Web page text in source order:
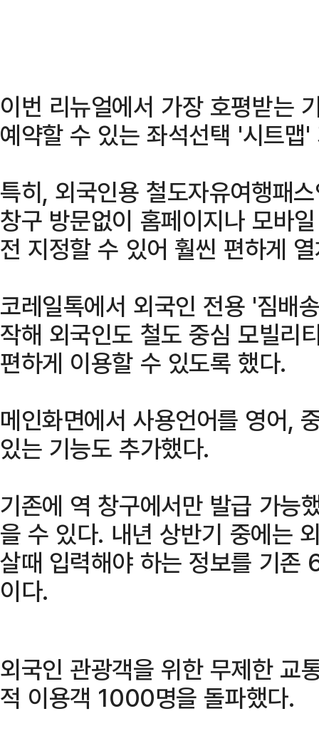
이번 리뉴얼에서 가장 호평받는
예약할 수 있는 좌석선택 '시트맵'
특히, 외국인용 철도자유여행패
창구 방문없이 홈페이지나 모바
전 지정할 수 있어 훨씬 편하게
코레일톡에서 외국인 전용 '짐배
작해 외국인도 철도 중심 모빌리
편하게 이용할 수 있도록 했다.
메인화면에서 사용언어를 영어,
있는 기능도 추가했다.
기존에 역 창구에서만 발급 가능
을 수 있다. 내년 상반기 중에는
살때 입력해야 하는 정보를 기존
이다.
외국인 관광객을 위한 무제한 교
적 이용객 1000명을 돌파했다.